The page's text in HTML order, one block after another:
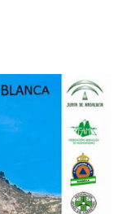
objetivo a medio
de los 101 km de
la lista de